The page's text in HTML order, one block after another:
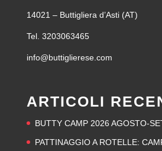
14021 – Buttigliera d’Asti (AT)
Tel. 3203063465
info@buttiglierese.com
ARTICOLI
BUTTY CAMP 2026 AGOSTO-
PATTINAGGIO A ROTELLE: